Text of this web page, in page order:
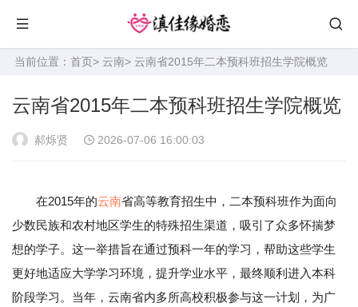
当前位置： 首页> 云南> 云南省2015年二本预科班招生学院概览
云南省2015年二本预科班招生学院概览
郝烁贤 2026-07-06 16:00:03
在2015年的云南省高等教育招生中，二本预科班作为面向
少数民族和农村地区学生的特殊招生渠道，吸引了众多怀揣梦
想的学子。这一举措旨在通过预科一年的学习，帮助这些学生
更好地适应大学学习环境，提升学业水平，最终顺利进入本科
阶段学习。当年，云南省内多所高校积极参与这一计划，为广